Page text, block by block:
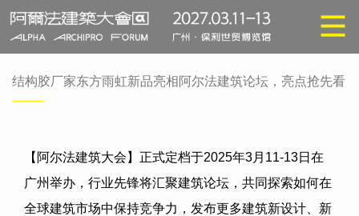
结构胶厂家东方雨虹新品亮相阿尔法建筑论坛，亮点抢先看
【阿尔法建筑大会】正式定档于2025年3月 11-13日在
广州举办，行业先锋将汇聚建筑论坛 ，共同探索如何在
全球建筑市场中保持竞争力，发布更多建筑新设计、新